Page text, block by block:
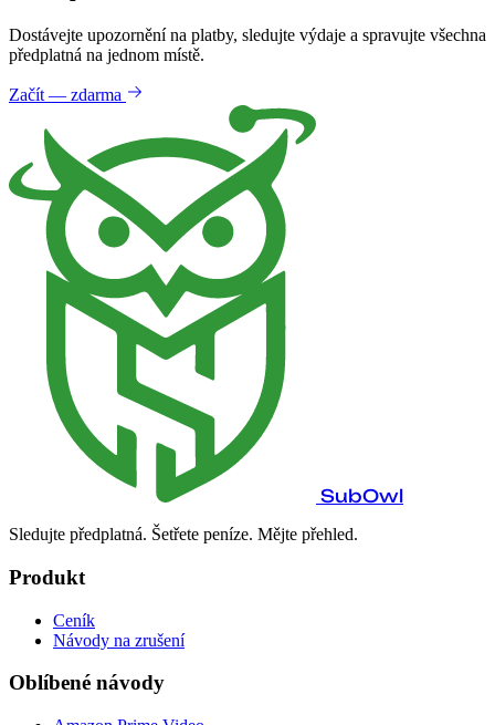
Dostávejte upozornění na platby, sledujte výdaje a spravujte všechna
předplatná na jednom místě.
Začít — zdarma
SubOwl
Sledujte předplatná. Šetřete peníze. Mějte přehled.
Produkt
Ceník
Návody na zrušení
Oblíbené návody